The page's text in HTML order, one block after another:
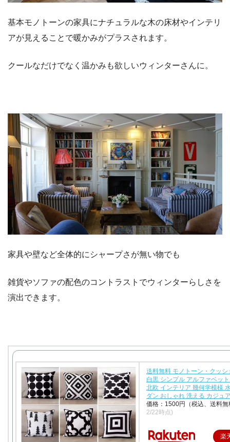
基本モノトーンの家具にナチュラルな木の床材やインテリ
アが見えることで暖かみがプラスされます。
クールなだけでなく温かみも欲しいウィンターさんに。
家具や壁など全体的にシャープさが無い物でも
雑貨やソファの配色のコントラストでウィンターらしさを
演出できます。
送料無料 モノトーン・クッシ
白黒 シンプル アルファベッ
北欧 インテリア 幾何学模様
ダン おしゃれ 洗える カジュ
価格：1500円（税込、送料
2/22時点)
楽